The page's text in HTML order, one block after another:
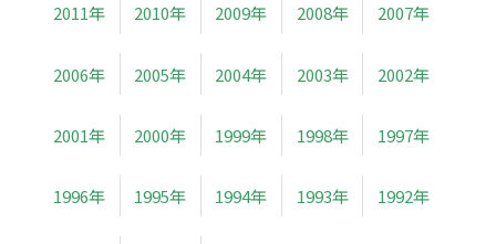
2011年 2010年 2009年 2008年 2007年
2006年 2005年 2004年 2003年 2002年
2001年 2000年 1999年 1998年 1997年
1996年 1995年 1994年 1993年 1992年